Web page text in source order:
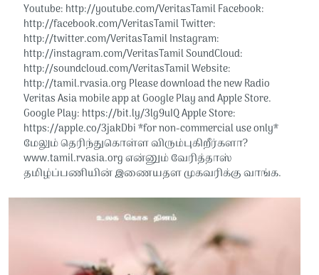
Youtube: http://youtube.com/VeritasTamil​​ Facebook:
http://facebook.com/VeritasTamil​​ Twitter:
http://twitter.com/VeritasTamil​​ Instagram:
http://instagram.com/VeritasTamil​​ SoundCloud:
http://soundcloud.com/VeritasTamil​​ Website:
http://tamil.rvasia.org Please download the new Radio
Veritas Asia mobile app at Google Play and Apple Store.
Google Play: https://bit.ly/3lg9uIQ Apple Store:
https://apple.co/3jakDbi​​ *for non-commercial use only*
மேலும் தெரிந்துகொள்ள விரும்புகிறீர்களா?
www.tamil.rvasia.org என்னும் வேரித்தாஸ்
தமிழ்ப்பணியின் இணையதள முகவரிக்கு வாங்க.